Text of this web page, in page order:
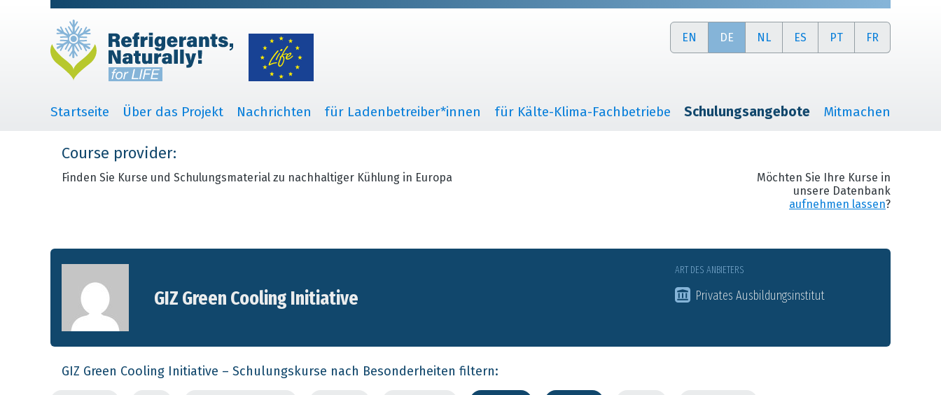
EN DE NL ES PT FR
Startseite Über das Projekt Nachrichten für Ladenbetreiber*innen für Kälte-Klima-Fachbetriebe Schulungsangebote Mitmachen
Course provider:
Finden Sie Kurse und Schulungsmaterial zu nachhaltiger Kühlung in Europa
Möchten Sie Ihre Kurse in
unsere Datenbank
aufnehmen lassen?
GIZ Green Cooling Initiative
ART DES ANBIETERS
Privates Ausbildungsinstitut
GIZ Green Cooling Initiative – Schulungskurse nach Besonderheiten filtern: